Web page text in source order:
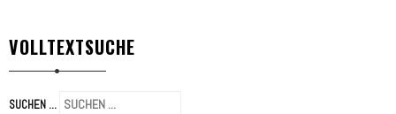
VOLLTEXTSUCHE
SUCHEN ...